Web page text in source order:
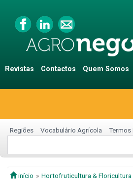
Revistas Contactos Quem Somos
Regiões Vocabulário Agrícola Termos
início
Hortofruticultura & Floricultura